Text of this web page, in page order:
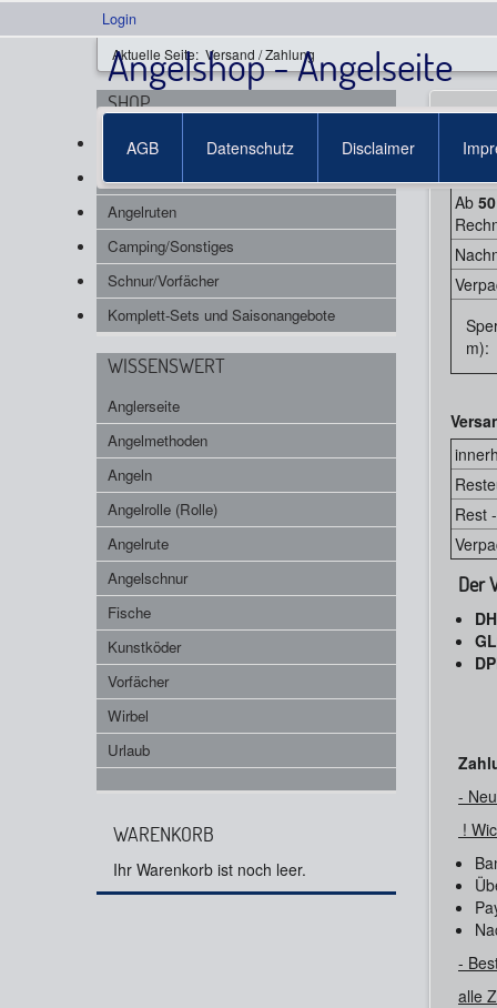
Login
Angelshop - Angelseite
AGB Datenschutz Disclaimer
Aktuelle Seite: Versand / Zahlung
Ab
m):
Rest
Der
-
!
-
alle
SHOP
Angelköder
Angelrollen
Angelruten
Camping/Sonstiges
Schnur/Vorfächer
Komplett-Sets und Saisonangebote
WISSENSWERT
Anglerseite
Angelmethoden
Angeln
Angelrolle (Rolle)
Angelrute
Angelschnur
Fische
Kunstköder
Vorfächer
Wirbel
Urlaub
WARENKORB
Ihr Warenkorb ist noch leer.